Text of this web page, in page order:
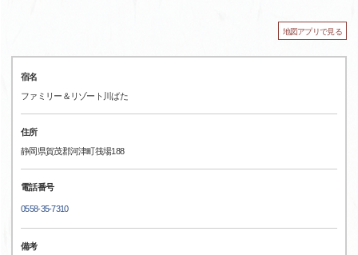
地図アプリで見る
宿名
ファミリー＆リゾート川ばた
住所
静岡県賀茂郡河津町筏場188
電話番号
0558-35-7310
備考